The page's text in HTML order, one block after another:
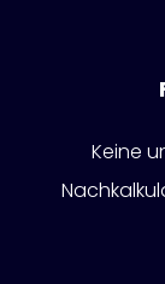
Keine